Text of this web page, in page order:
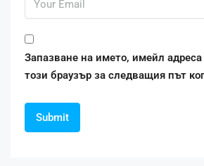
Запазване на името, имейл
този браузър за следващия път